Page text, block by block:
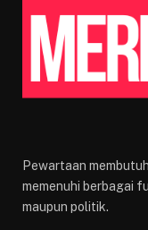
Pewartaan
memenuhi berbagai
maupun politik.